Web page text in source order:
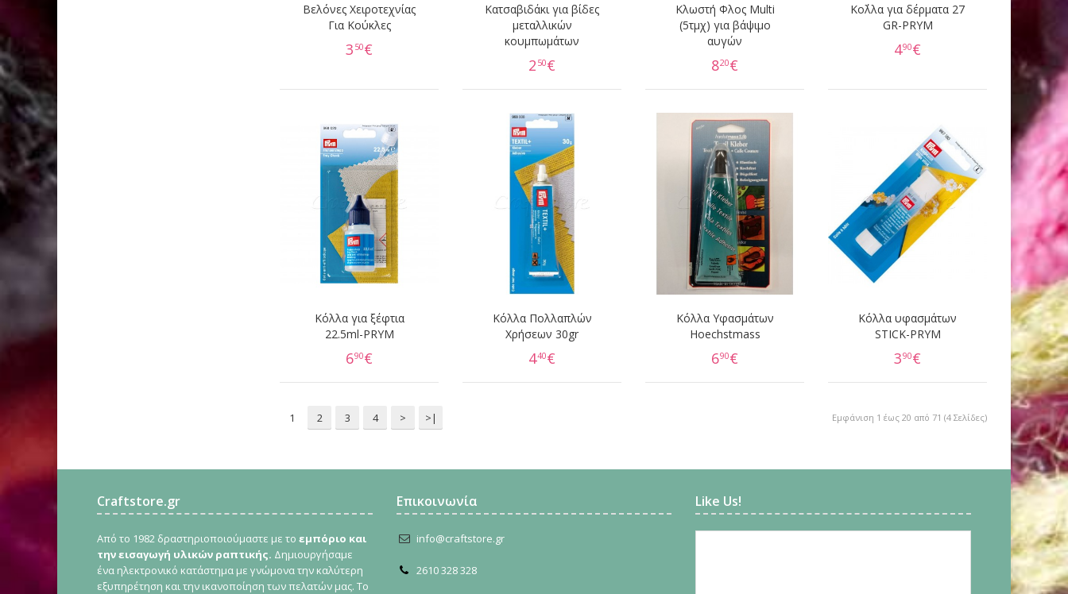
Βελόνες Χειροτεχνίας
Για Κούκλες
3 50€
Κατσαβιδάκι για βίδες
μεταλλικών
κουμπωμάτων
2 50€
Κλωστή Φλος Multi
(5τμχ) για βάψιμο
αυγών
820€
Κο΄λλα για δέρματα 27
GR-PRYM
490€
Κόλλα για ξέφτια
22.5ml-PRYM
690€
Κόλλα Πολλαπλών
Χρήσεων 30gr
440€
Κόλλα Υφασμάτων
Hoechstmass
690€
Κόλλα υφασμάτων
STICK-PRYM
390€
1 2 3 4 > >| Εμφάνιση 1 έως 20 από 71 (4 Σελίδες)
Craftstore.gr
Από το 1982 δραστηριοποιούμαστε με το εμπόριο και
την εισαγωγή υλικών ραπτικής. Δημιουργήσαμε
ένα ηλεκτρονικό κατάστημα με γνώμονα την καλύτερη
εξυπηρέτηση και την ικανοποίηση των πελατών μας. Το
Επικοινωνία
info@craftstore.gr
2610 328 328
Like Us!